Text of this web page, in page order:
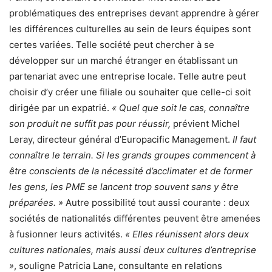
problématiques des entreprises devant apprendre à gérer
les différences culturelles au sein de leurs équipes sont
certes variées. Telle société peut chercher à se
développer sur un marché étranger en établissant un
partenariat avec une entreprise locale. Telle autre peut
choisir d’y créer une filiale ou souhaiter que celle-ci soit
dirigée par un expatrié. « Quel que soit le cas, connaître
son produit ne suffit pas pour réussir, prévient Michel
Leray, directeur général d’Europacific Management. Il faut
connaître le terrain. Si les grands groupes commencent à
être conscients de la nécessité d’acclimater et de former
les gens, les PME se lancent trop souvent sans y être
préparées. » Autre possibilité tout aussi courante : deux
sociétés de nationalités différentes peuvent être amenées
à fusionner leurs activités. « Elles réunissent alors deux
cultures nationales, mais aussi deux cultures d’entreprise
», souligne Patricia Lane, consultante en relations